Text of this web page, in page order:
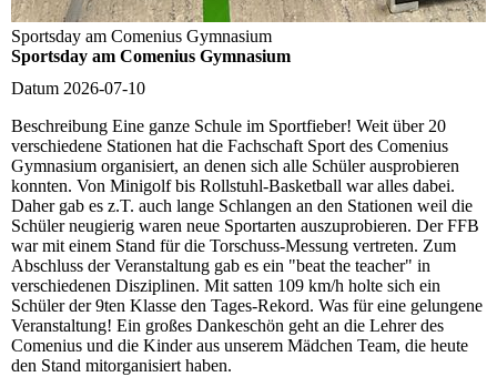
Sportsday am Comenius Gymnasium
Sportsday am Comenius Gymnasium
Datum 2026-07-10
Beschreibung Eine ganze Schule im Sportfieber! Weit über 20
verschiedene Stationen hat die Fachschaft Sport des Comenius
Gymnasium organisiert, an denen sich alle Schüler ausprobieren
konnten. Von Minigolf bis Rollstuhl-Basketball war alles dabei.
Daher gab es z.T. auch lange Schlangen an den Stationen weil die
Schüler neugierig waren neue Sportarten auszuprobieren. Der FFB
war mit einem Stand für die Torschuss-Messung vertreten. Zum
Abschluss der Veranstaltung gab es ein "beat the teacher" in
verschiedenen Disziplinen. Mit satten 109 km/h holte sich ein
Schüler der 9ten Klasse den Tages-Rekord. Was für eine gelungene
Veranstaltung! Ein großes Dankeschön geht an die Lehrer des
Comenius und die Kinder aus unserem Mädchen Team, die heute
den Stand mitorganisiert haben.